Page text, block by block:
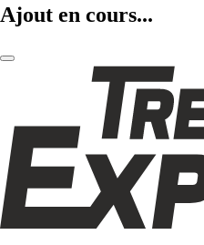
Ajout en cours...